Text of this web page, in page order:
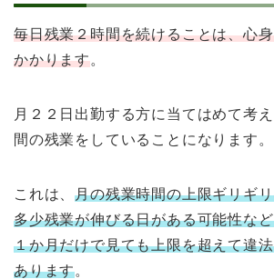
毎日残業２時間を続けることは、心
かかります。
月２２日出勤する方に当てはめて考
間の残業をしていることになります。
これは、月の残業時間の上限ギリギ
多少残業が伸びる日がある可能性な
１か月だけで見ても上限を超えて違
あります。